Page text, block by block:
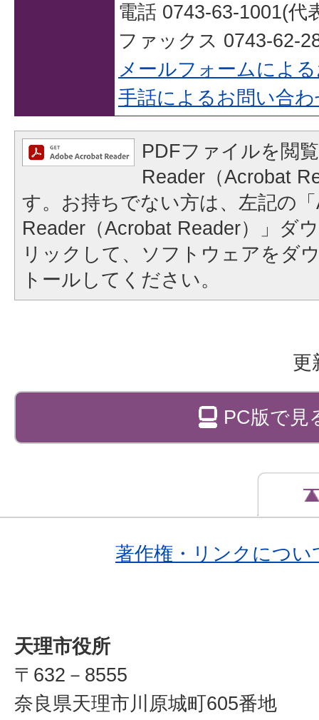
電話 0743-63-1001(代
ファックス 0743-62-
メールフォームによ
手話によるお問い合
PDFファイルを閲
Reader（Acrobat
す。お持ちでない方は、左記の
Reader（Acrobat Reader）」ダ
リックして、ソフトウェアをダ
トールしてください。
更
PC版で見
著作権・リンクについ
天理市役所
〒632－8555
奈良県天理市川原城町605番地